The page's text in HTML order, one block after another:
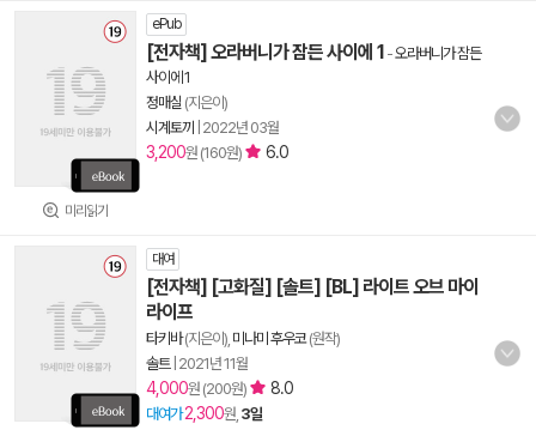
미리읽기
ePub
[전자책] 오라버니가 잠든 사이에 1 -오라버니가 잠든
사이에 1
정매실 (지은이)
시계토끼
2022년 03월
3,200원 (160원) 6.0
대여
[전자책] [고화질] [솔트] [BL] 라이트 오브 마이
라이프
타키바(지은이), 미나미 후우코(원작)
솔트| 2021년 11월
4,000원 (200원) 8.0
대여가 2,300원, 3일